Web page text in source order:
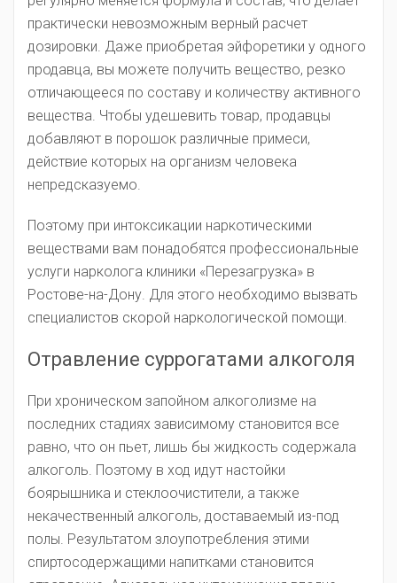
практически невозможным верный расчет
дозировки. Даже приобретая эйфоретики у одного
продавца, вы можете получить вещество, резко
отличающееся по составу и количеству активного
вещества. Чтобы удешевить товар, продавцы
добавляют в порошок различные примеси,
действие которых на организм человека
непредсказуемо.
Поэтому при интоксикации наркотическими
веществами вам понадобятся профессиональные
услуги нарколога клиники «Перезагрузка» в
Ростове-на-Дону. Для этого необходимо вызвать
специалистов скорой наркологической помощи.
Отравление суррогатами алкоголя
При хроническом запойном алкоголизме на
последних стадиях зависимому становится все
равно, что он пьет, лишь бы жидкость содержала
алкоголь. Поэтому в ход идут настойки
боярышника и стеклоочистители, а также
некачественный алкоголь, доставаемый из-под
полы. Результатом злоупотребления этими
спиртосодержащими напитками становится